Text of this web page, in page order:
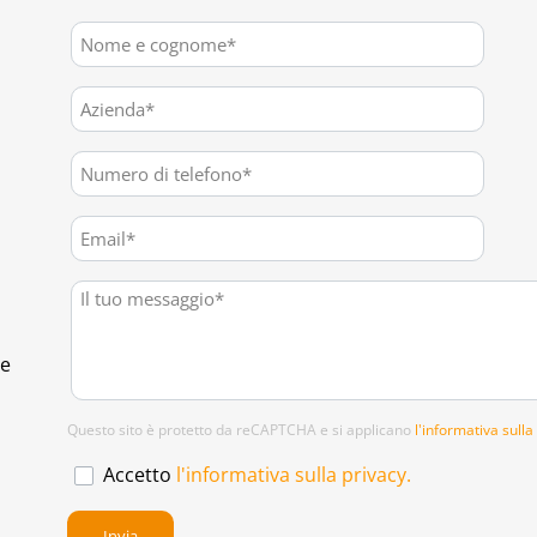
Questo sito è protetto da reCAPTCHA e si applicano l'informativa sulla
Accetto l'informativa sulla privacy.